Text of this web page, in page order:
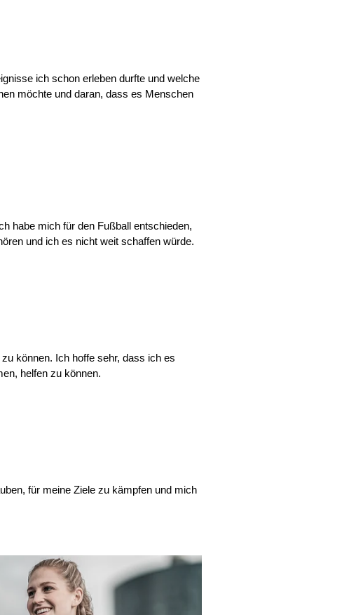
ich schon erleben durfte und welche
möchte und daran, dass es Menschen
habe mich für den Fußball entschieden,
und ich es nicht weit schaffen würde.
können. Ich hoffe sehr, dass ich es
helfen zu können.
für meine Ziele zu kämpfen und mich